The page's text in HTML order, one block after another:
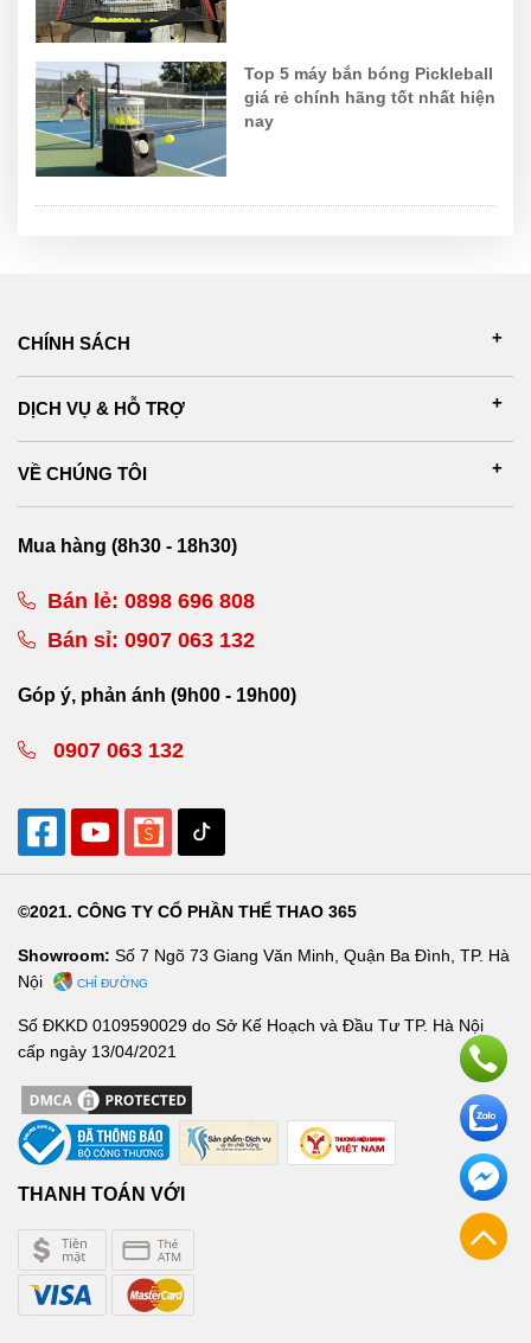
Top 5 máy bắn bóng Pickleball
giá rẻ chính hãng tốt nhất hiện
nay
CHÍNH SÁCH
DỊCH VỤ & HỖ TRỢ
VỀ CHÚNG TÔI
Mua hàng (8h30 - 18h30)
Bán lẻ: 0898 696 808
Bán sỉ: 0907 063 132
Góp ý, phản ánh (9h00 - 19h00)
0907 063 132
©2021. CÔNG TY CỔ PHẦN THỂ THAO 365
Showroom: Số 7 Ngõ 73 Giang Văn Minh, Quận Ba Đình, TP. Hà
Nội
CHỈ ĐƯỜNG
Số ĐKKD 0109590029 do Sở Kế Hoạch và Đầu Tư TP. Hà Nội
cấp ngày 13/04/2021
THANH TOÁN VỚI